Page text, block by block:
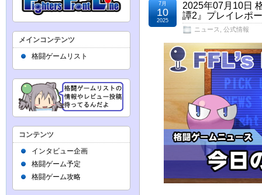
2025年07月10日
譚2』プレイレポ
ニュース 公式情報
7月
10
2025
メインコンテンツ
格闘ゲームリスト
コンテンツ
インタビュー企画
格闘ゲーム予定
格闘ゲーム攻略